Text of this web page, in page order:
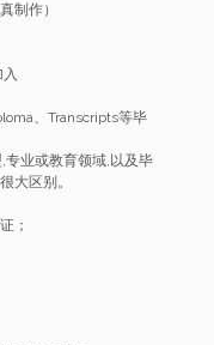
制作）
、Transcripts等毕
专业或教育领域,以及毕
大区别。
；